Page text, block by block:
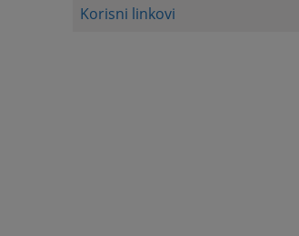
Korisni linkovi